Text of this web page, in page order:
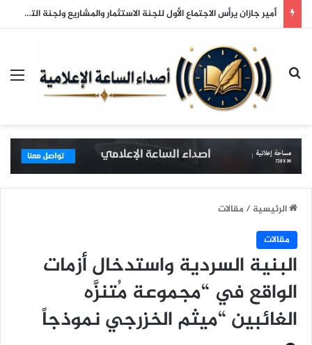
أمير جازان يرأس الاجتماع الأول للجنة الاستثمار والمشاريع ولجنة التخطيط بالمنطقة
بحث عن
الرئيسية/مقالات
مقالات
البنية السردية واستدخال أزمات
الواقع في “مجموعة مُتنزَّه
الغائبين “ميثم الخزرجي نموذجاً